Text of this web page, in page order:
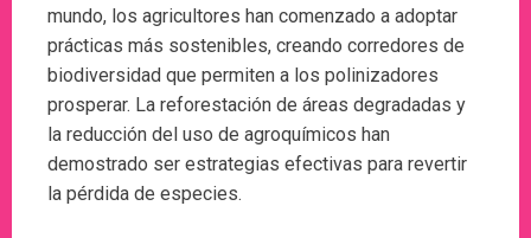
mundo, los agricultores han comenzado a adoptar
prácticas más sostenibles, creando corredores de
biodiversidad que permiten a los polinizadores
prosperar. La reforestación de áreas degradadas y
la reducción del uso de agroquímicos han
demostrado ser estrategias efectivas para revertir
la pérdida de especies.